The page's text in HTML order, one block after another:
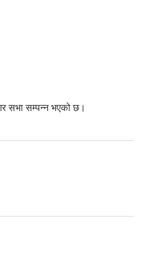
सभा सम्पन्न भएको छ।